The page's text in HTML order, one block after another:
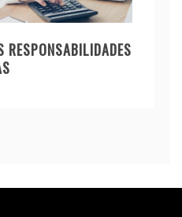
RESPONSABILIDADES